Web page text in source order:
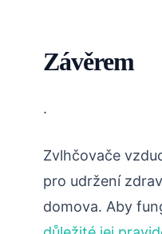
Závěrem
.
Zvlhčovače
pro udržení
domova. Aby